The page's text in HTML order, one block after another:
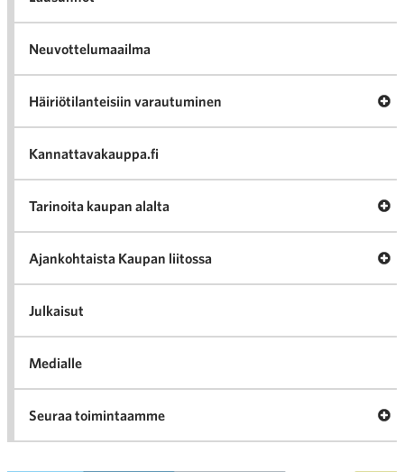
Neuvottelumaailma
Häiriötilanteisiin varautuminen
Kannattavakauppa.fi
Tarinoita kaupan alalta
Ajankohtaista Kaupan liitossa
Julkaisut
Medialle
Seuraa toimintaamme